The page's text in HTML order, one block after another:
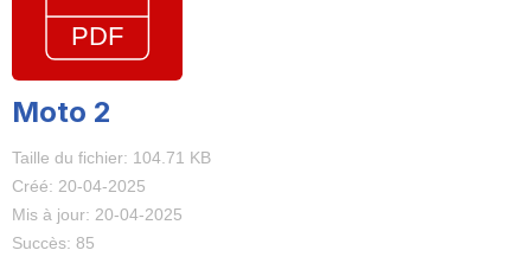
Moto 2
Taille du fichier: 104.71 KB
Créé: 20-04-2025
Mis à jour: 20-04-2025
Succès: 85